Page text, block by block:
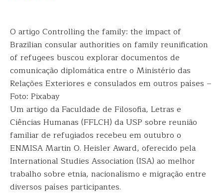
O artigo Controlling the family: the impact of
Brazilian consular authorities on family reunification
of refugees buscou explorar documentos de
comunicação diplomática entre o Ministério das
Relações Exteriores e consulados em outros países –
Foto: Pixabay
Um artigo da Faculdade de Filosofia, Letras e
Ciências Humanas (FFLCH) da USP sobre reunião
familiar de refugiados recebeu em outubro o
ENMISA Martin O. Heisler Award, oferecido pela
International Studies Association (ISA) ao melhor
trabalho sobre etnia, nacionalismo e migração entre
diversos países participantes.